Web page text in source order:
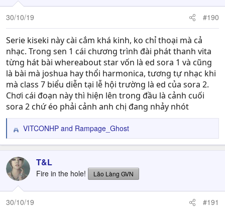
30/10/19 #190
Serie kiseki này cài cắm khá kinh, ko chỉ thoại mà cả
nhạc. Trong sen 1 cái chương trình đài phát thanh vita
từng hát bài whereabout star vốn là ed sora 1 và cũng
là bài mà joshua hay thổi harmonica, tương tự nhạc khi
mà class 7 biểu diễn tại lễ hội trường là ed của sora 2.
Chơi cái đoạn này thì hiện lên trong đầu là cảnh cuối
sora 2 chứ éo phải cảnh anh chị đang nhảy nhót
R
e
c
t
i
o
n
VITCONHP and Rampage_Ghost
T&L
Fire in the hole! Lão Làng GVN
30/10/19 #191